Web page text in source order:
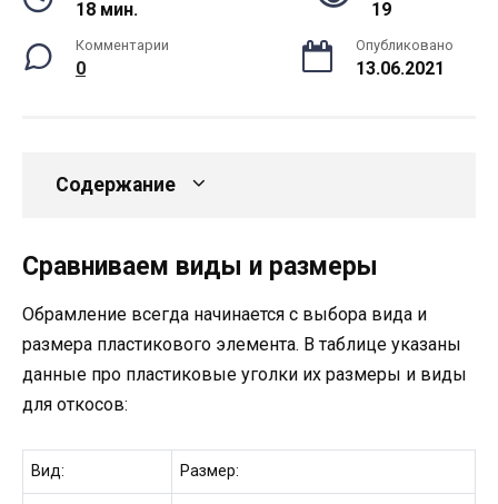
18 мин. 19
Комментарии
0
Опубликовано
13.06.2021
Содержание
Сравниваем виды и размеры
Обрамление всегда начинается с выбора вида и
размера пластикового элемента. В таблице указаны
данные про пластиковые уголки их размеры и виды
для откосов:
Вид: Размер: